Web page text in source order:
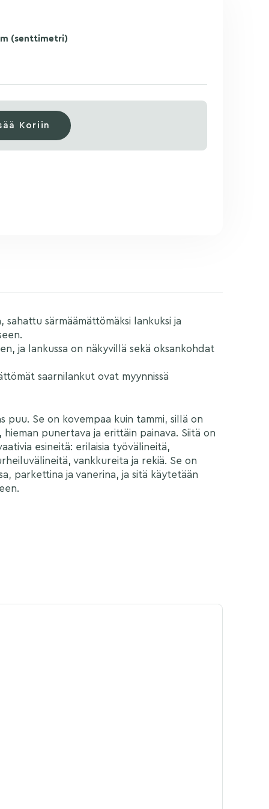
(senttimetri)
Koriin
särmäämättömäksi lankuksi ja
ja lankussa on näkyvillä sekä oksankohdat
saarnilankut ovat myynnissä
puu. Se on kovempaa kuin tammi, sillä on
punertava ja erittäin painava. Siitä on
esineitä: erilaisia työvälineitä,
vankkureita ja rekiä. Se on
parkettina ja vanerina, ja sitä käytetään